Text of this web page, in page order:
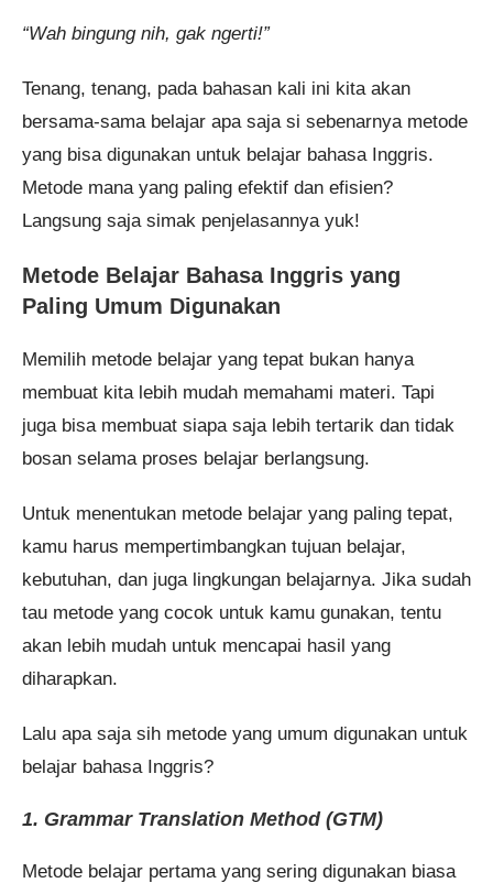
“Wah bingung nih, gak ngerti!”
Tenang, tenang, pada bahasan kali ini kita akan
bersama-sama belajar apa saja si sebenarnya metode
yang bisa digunakan untuk belajar bahasa Inggris.
Metode mana yang paling efektif dan efisien?
Langsung saja simak penjelasannya yuk!
Metode Belajar Bahasa Inggris yang
Paling Umum Digunakan
Memilih metode belajar yang tepat bukan hanya
membuat kita lebih mudah memahami materi. Tapi
juga bisa membuat siapa saja lebih tertarik dan tidak
bosan selama proses belajar berlangsung.
Untuk menentukan metode belajar yang paling tepat,
kamu harus mempertimbangkan tujuan belajar,
kebutuhan, dan juga lingkungan belajarnya. Jika sudah
tau metode yang cocok untuk kamu gunakan, tentu
akan lebih mudah untuk mencapai hasil yang
diharapkan.
Lalu apa saja sih metode yang umum digunakan untuk
belajar bahasa Inggris?
1. Grammar Translation Method (GTM)
Metode belajar pertama yang sering digunakan biasa